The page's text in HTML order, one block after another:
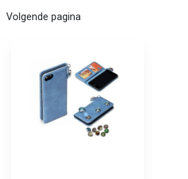
Volgende pagina